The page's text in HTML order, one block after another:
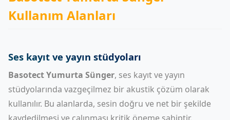
Kullanım Alanları
Ses kayıt ve yayın stüdyoları
Basotect Yumurta Sünger, ses kayıt ve yayın
stüdyolarında vazgeçilmez bir akustik çözüm olarak
kullanılır. Bu alanlarda, sesin doğru ve net bir şekilde